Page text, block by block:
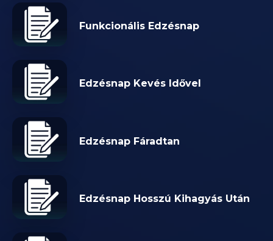
Funkcionális Edzésnap
Edzésnap Kevés Idővel
Edzésnap Fáradtan
Edzésnap Hosszú Kihagyás Után